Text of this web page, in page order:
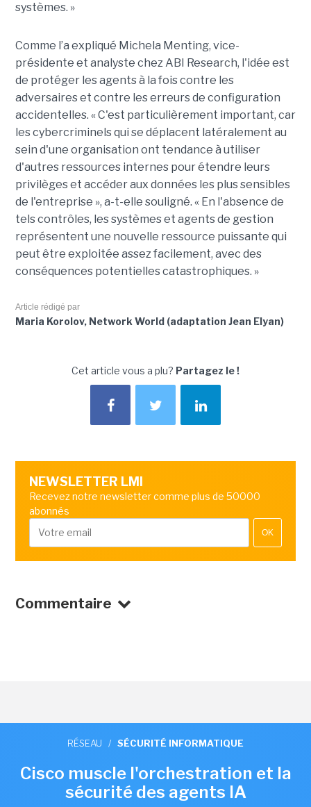
systèmes. »
Comme l’a expliqué Michela Menting, vice-
présidente et analyste chez ABI Research, l'idée est
de protéger les agents à la fois contre les
adversaires et contre les erreurs de configuration
accidentelles. « C'est particulièrement important, car
les cybercriminels qui se déplacent latéralement au
sein d'une organisation ont tendance à utiliser
d'autres ressources internes pour étendre leurs
privilèges et accéder aux données les plus sensibles
de l'entreprise », a-t-elle souligné. « En l'absence de
tels contrôles, les systèmes et agents de gestion
représentent une nouvelle ressource puissante qui
peut être exploitée assez facilement, avec des
conséquences potentielles catastrophiques. »
Article rédigé par
Maria Korolov, Network World (adaptation Jean Elyan)
Cet article vous a plu? Partagez le !
NEWSLETTER LMI
Recevez notre newsletter comme plus de 50000
abonnés
OK
Commentaire
RÉSEAU / SÉCURITÉ INFORMATIQUE
Cisco muscle l'orchestration et la
sécurité des agents IA